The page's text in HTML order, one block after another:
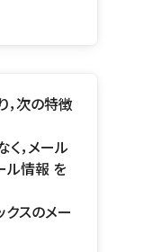
，次の特徴
，メール
ル情報 を
スのメー